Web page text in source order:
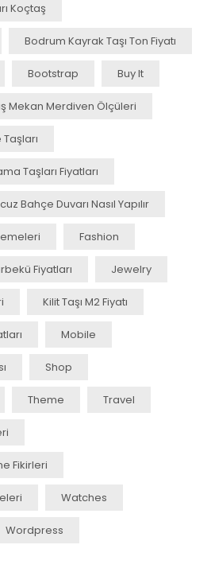
Koçtaş
Bodrum Kayrak Taşı Ton Fiyatı
Bootstrap Buy It
Mekan Merdiven Ölçüleri
Taşları Fiyatları
Bahçe Duvarı Nasıl Yapılır
Fashion
Fiyatları Jewelry
Kilit Taşı M2 Fiyatı
Mobile
Shop
Theme Travel
Fikirleri
Watches
Wordpress